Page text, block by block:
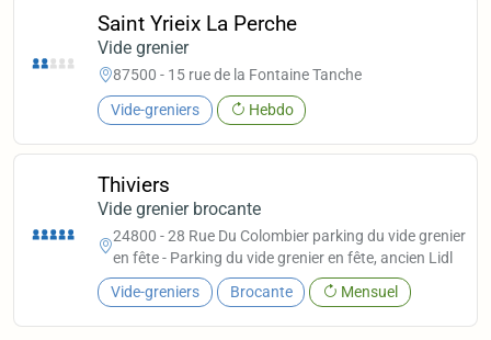
Saint Yrieix La Perche
Vide grenier
87500 - 15 rue de la Fontaine Tanche
Vide-greniers Hebdo
Thiviers
Vide grenier brocante
24800 - 28 Rue Du Colombier parking du vide grenier
en fête - Parking du vide grenier en fête, ancien Lidl
Vide-greniers Brocante Mensuel